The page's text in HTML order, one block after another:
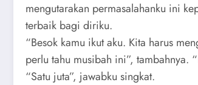
mengutarakan permasalahanku ini
terbaik bagi diriku.
“Besok kamu ikut aku. Kita harus
perlu tahu musibah ini”, tambahnya.
“Satu juta”, jawabku singkat.